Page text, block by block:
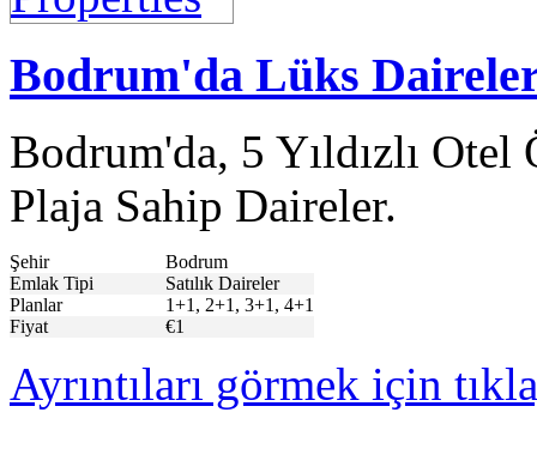
Bodrum'da Lüks
Bodrum'da, 5 Yıldızlı
Plaja Sahip Daireler.
Şehir
Bodrum
Emlak Tipi
Satılık Daireler
Planlar
1+1, 2+1, 3+1, 4+1
Fiyat
€1
Ayrıntıları görmek için